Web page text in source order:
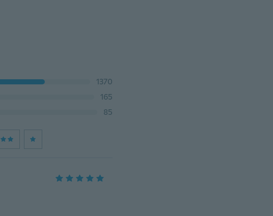
1370
165
85